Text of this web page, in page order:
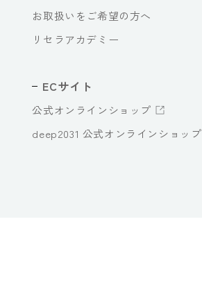
お取扱いをご希望の方へ
リセラアカデミー
ECサイト
公式オンラインショップ
deep2031 公式オンラインショップ